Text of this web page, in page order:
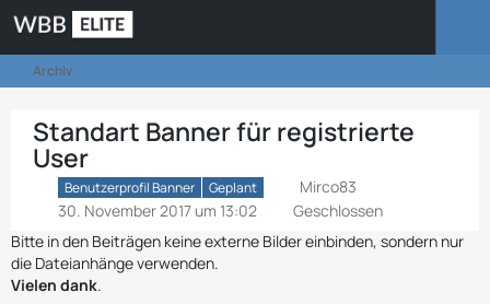
Archiv
Standart Banner für registrierte
User
Benutzerprofil Banner Geplant
Mirco83
30. November 2017 um 13:02
Geschlossen
Bitte in den Beiträgen keine externe Bilder einbinden, sondern nur
die Dateianhänge verwenden.
Vielen dank.